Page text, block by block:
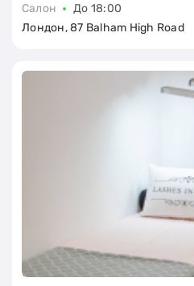
Салон
До 18:00
Лондон, 87 Balham High Road